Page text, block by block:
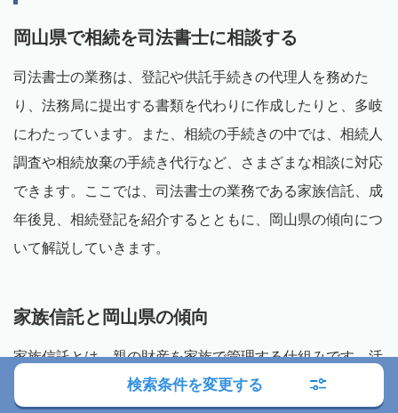
岡山県で相続を司法書士に相談する
司法書士の業務は、登記や供託手続きの代理人を務めた
り、法務局に提出する書類を代わりに作成したりと、多岐
にわたっています。また、相続の手続きの中では、相続人
調査や相続放棄の手続き代行など、さまざまな相談に対応
できます。ここでは、司法書士の業務である家族信託、成
年後見、相続登記を紹介するとともに、岡山県の傾向につ
いて解説していきます。
家族信託と岡山県の傾向
家族信託とは、親の財産を家族で管理する仕組みです。活
用例としては、親子間で契約を交わした上で、親が財産権
検索条件を変更する